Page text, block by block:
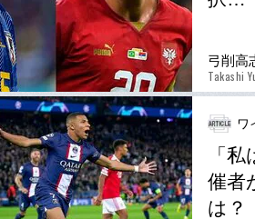
弓削高
Takashi
ワ
「
催者
は？